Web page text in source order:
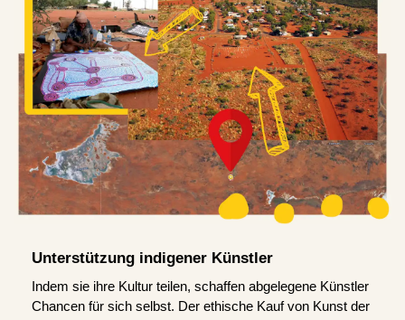
Unterstützung indigener Künstler
Indem sie ihre Kultur teilen, schaffen abgelegene Künstler
Chancen für sich selbst. Der ethische Kauf von Kunst der